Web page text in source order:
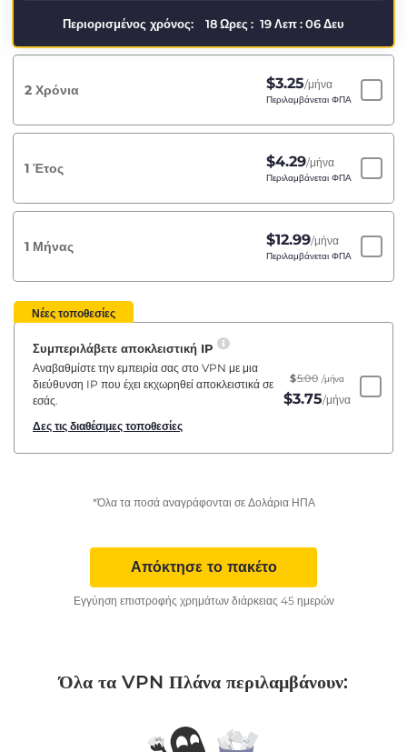
Περιορισμένος χρόνος: 18Ωρες : 19Λεπ:06Δευ
2 Χρόνια $3.25/μήνα
Περιλαμβάνεται ΦΠΑ
1 Έτος $4.29/μήνα
Περιλαμβάνεται ΦΠΑ
1 Μήνας $12.99/μήνα
Περιλαμβάνεται ΦΠΑ
Νέες τοποθεσίες
Συμπεριλάβετε αποκλειστική IP
Αναβαθμίστε την εμπειρία σας στο VPN με μια
διεύθυνση IP που έχει εκχωρηθεί αποκλειστικά σε
εσάς.
Δες τις διαθέσιμες τοποθεσίες
$5.00 /μήνα
$3.75/μήνα
*Όλα τα ποσά αναγράφονται σε Δολάρια ΗΠΑ
Απόκτησε το πακέτο
Εγγύηση επιστροφής χρημάτων διάρκειας 45 ημερών
Όλα τα VPN Πλάνα περιλαμβάνουν: